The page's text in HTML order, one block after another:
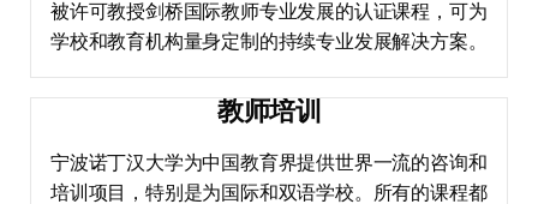
被许可教授剑桥国际教师专业发展的认证课程，可为
学校和教育机构量身定制的持续专业发展解决方案。
教师培训
宁波诺丁汉大学为中国教育界提供世界一流的咨询和
培训项目，特别是为国际和双语学校。所有的课程都